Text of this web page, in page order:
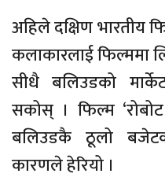
अहिले दक्षिण भारतीय
कलाकारलाई फिल्ममा
सीधै बलिउडको
सकोस् । फिल्म
बलिउडकै ठूलो
कारणले हेरियो ।